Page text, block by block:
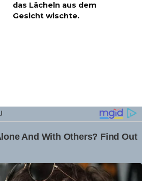
das Lächeln aus dem
Gesicht wischte.